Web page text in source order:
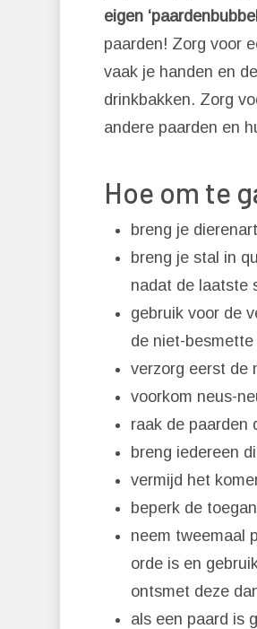
eigen
paarden! Zorg voor
vaak je handen en
drinkbakken. Zorg
andere paarden en
Hoe om te
breng je
breng je stal in
nadat de laatste
gebruik voor de
de niet-besmette
verzorg eerst de
voorkom neus-
raak de paarden
breng iedereen
vermijd het
beperk de
neem tweemaal
orde is en
ontsmet deze
als een paard is